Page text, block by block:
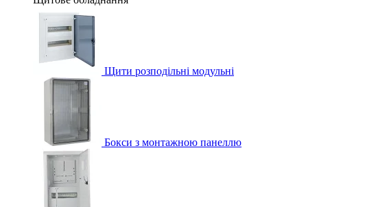
Щити розподільні модульні
Бокси з монтажною панеллю